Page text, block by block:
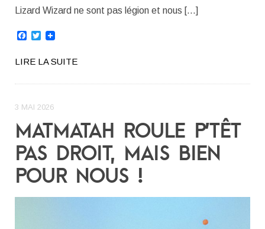
Lizard Wizard ne sont pas légion et nous […]
Facebook
Twitter
LIRE LA SUITE
3 MAI 2026
MATMATAH ROULE P’TÊT
PAS DROIT, MAIS BIEN
POUR NOUS !